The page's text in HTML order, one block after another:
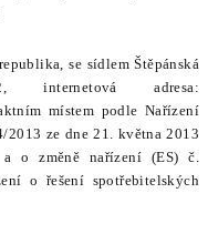
se sídlem Štěpánská
adresa:
místem podle Nařízení
2013 ze dne 21. května 2013
o změně nařízení (ES) č.
o řešení spotřebitelských